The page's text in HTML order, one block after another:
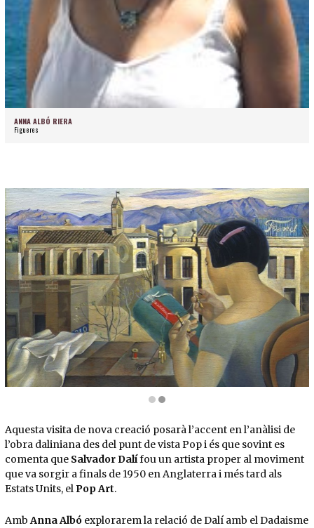
ANNA ALBÓ RIERA
Figueres
Aquesta visita de nova creació posarà l’accent en l’anàlisi de
l’obra daliniana des del punt de vista Pop i és que sovint es
comenta que Salvador Dalífou un artista proper al moviment
que va sorgir a finals de 1950 en Anglaterra i més tard als
Estats Units, elPop Art.
AmbAnna Albó explorarem la relació de Dalí amb el Dadaisme